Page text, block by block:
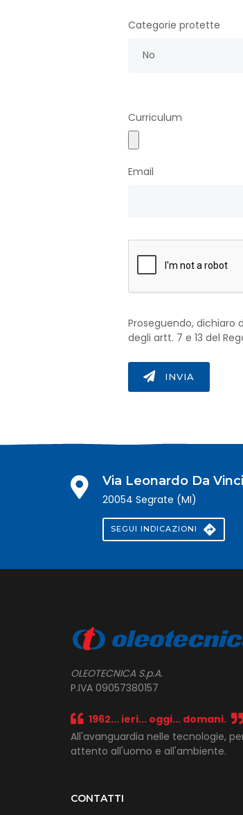
Categorie protette
No
Curriculum
Email
Proseguendo, dichiaro
degli artt. 7 e 13 del
INVIA
Via Leonardo Da
20054 Segrate (MI)
SEGUI INDICAZIONI
OLEOTECNICA S.p.A.
P.IVA 09057380157
1962... ieri... oggi... domani.
All'avanguardia nelle tecnologie,
attento all'uomo e all'ambiente.
CONTATTI